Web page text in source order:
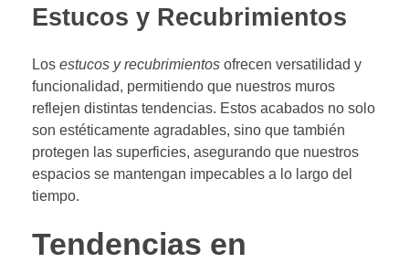
Estucos y Recubrimientos
Los estucos y recubrimientos ofrecen versatilidad y
funcionalidad, permitiendo que nuestros muros
reflejen distintas tendencias. Estos acabados no solo
son estéticamente agradables, sino que también
protegen las superficies, asegurando que nuestros
espacios se mantengan impecables a lo largo del
tiempo.
Tendencias en